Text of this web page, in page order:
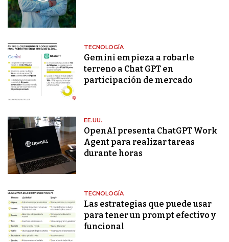
TECNOLOGÍA
Gemini empieza a robarle
terreno a Chat GPT en
participación de mercado
EE.UU.
OpenAI presenta ChatGPT Work
Agent para realizar tareas
durante horas
TECNOLOGÍA
Las estrategias que puede usar
para tener un prompt efectivo y
funcional